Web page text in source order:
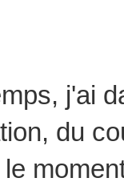
j'ai
du